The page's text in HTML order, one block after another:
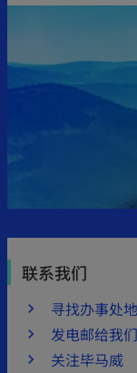
联系我们
寻找办事处
发电邮给我们
关注毕马威